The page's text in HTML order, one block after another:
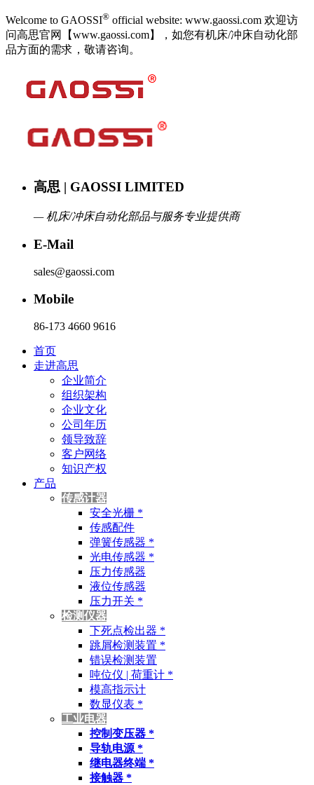
Welcome to GAOSSI® official website: www.gaossi.com 欢迎访
问高思官网【www.gaossi.com】，如您有机床/冲床自动化部
品方面的需求，敬请咨询。
高思 | GAOSSI LIMITED
— 机床/冲床自动化部品与服务专业提供商
E-Mail
sales@gaossi.com
Mobile
86-173 4660 9616
首页
走进高思
企业简介
组织架构
企业文化
公司年历
领导致辞
客户网络
知识产权
产品
传感计器
安全光栅 *
传感配件
弹簧传感器 *
光电传感器 *
压力传感器
液位传感器
压力开关 *
检测仪器
下死点检出器 *
跳屑检测装置 *
错误检测装置
吨位仪 | 荷重计 *
模高指示计
数显仪表 *
工业电器
控制变压器 *
导轨电源 *
继电器终端 *
接触器 *